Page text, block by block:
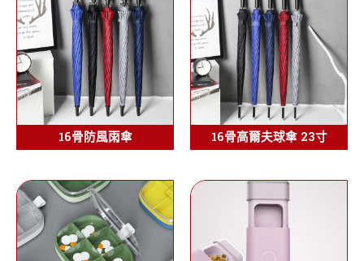
16骨防風雨傘 16骨高爾夫球傘 23寸